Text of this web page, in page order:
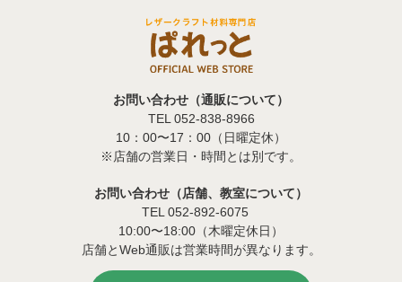
お問い合わせ（通販について）
TEL 052-838-8966
10：00〜17：00（日曜定休）
※店舗の営業日・時間とは別です。
お問い合わせ（店舗、教室について）
TEL 052-892-6075
10:00〜18:00（木曜定休日）
店舗とWeb通販は営業時間が異なります。